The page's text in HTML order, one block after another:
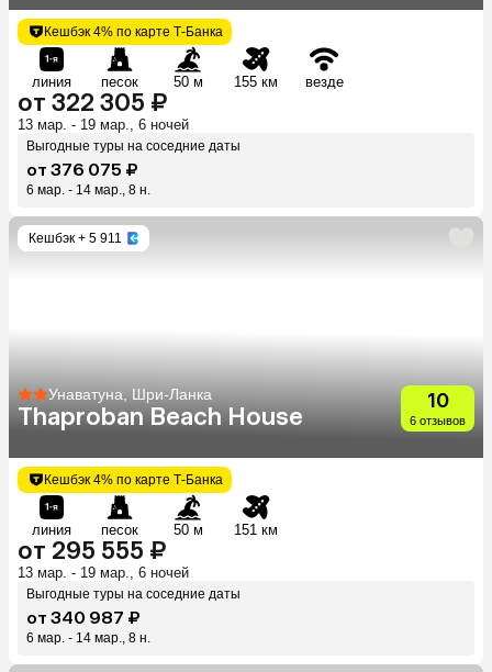
Кешбэк 4% по карте Т-Банка
линия песок 50 м 155 км везде
от 322 305 ₽
13 мар. - 19 мар., 6 ночей
Выгодные туры на соседние даты
от 376 075 ₽
6 мар. - 14 мар., 8 н.
Кешбэк + 5 911
Унаватуна, Шри-Ланка
Thaproban Beach House
10
6 отзывов
Кешбэк 4% по карте Т-Банка
линия песок 50 м 151 км
от 295 555 ₽
13 мар. - 19 мар., 6 ночей
Выгодные туры на соседние даты
от 340 987 ₽
6 мар. - 14 мар., 8 н.